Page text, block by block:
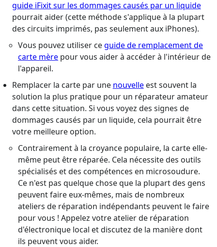
guide iFixit sur les dommages causés par un liquide
pourrait aider (cette méthode s'applique à la plupart
des circuits imprimés, pas seulement aux iPhones).
Vous pouvez utiliser ceguide de remplacement de
carte mère pour vous aider à accéder à l'intérieur de
l'appareil.
Remplacer la carte par une nouvelleest souvent la
solution la plus pratique pour un réparateur amateur
dans cette situation. Si vous voyez des signes de
dommages causés par un liquide, cela pourrait être
votre meilleure option.
Contrairement à la croyance populaire, la carte elle-
même peut être réparée. Cela nécessite des outils
spécialisés et des compétences en microsoudure.
Ce n'est pas quelque chose que la plupart des gens
peuvent faire eux-mêmes, mais de nombreux
ateliers de réparation indépendants peuvent le faire
pour vous ! Appelez votre atelier de réparation
d'électronique local et discutez de la manière dont
ils peuvent vous aider.